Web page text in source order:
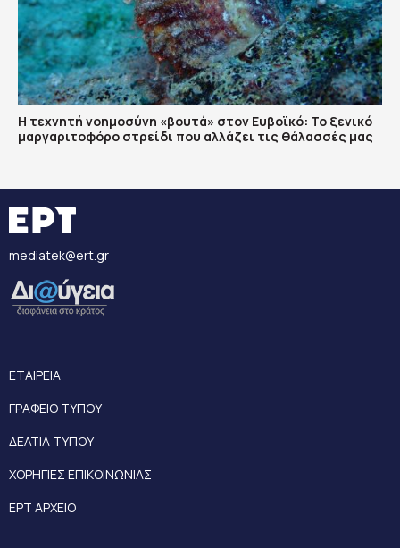
Η τεχνητή νοημοσύνη «βουτά» στον Ευβοϊκό: Το ξενικό
μαργαριτοφόρο στρείδι που αλλάζει τις θάλασσές μας
mediatek@ert.gr
ΕΤΑΙΡΕΙΑ
ΓΡΑΦΕΙΟ ΤΥΠΟΥ
ΔΕΛΤΙΑ ΤΥΠΟΥ
ΧΟΡΗΓΙΕΣ ΕΠΙΚΟΙΝΩΝΙΑΣ
ΕΡΤ ΑΡΧΕΙΟ